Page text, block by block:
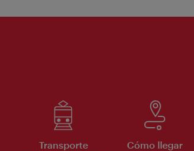
Transporte
Cómo llegar